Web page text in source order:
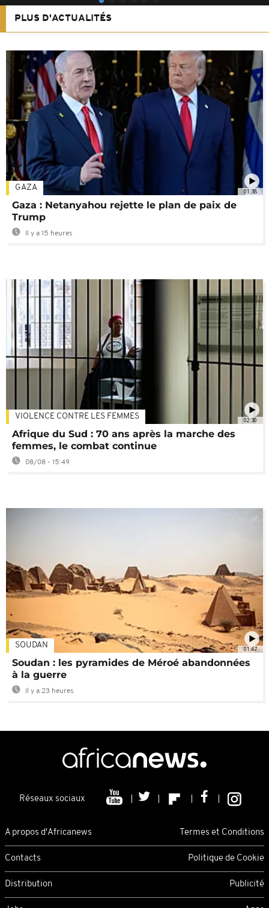
PLUS D'ACTUALITÉS
01:38
GAZA
Gaza : Netanyahou rejette le plan de paix de
Trump
Il y a 15 heures
02:30
VIOLENCE CONTRE LES FEMMES
Afrique du Sud : 70 ans après la marche des
femmes, le combat continue
08/08 - 15:49
01:47
SOUDAN
Soudan : les pyramides de Méroé abandonnées
à la guerre
Il y a 23 heures
Réseaux sociaux
A propos d'Africanews Termes et Conditions
Contacts Politique de Cookie
Distribution Publicité